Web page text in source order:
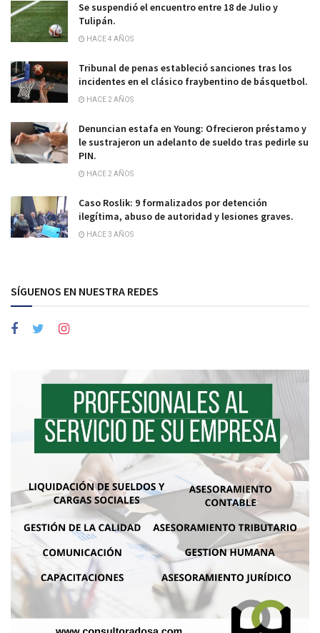
Se suspendió el encuentro entre 18 de Julio y
Tulipán.
HACE 4 AÑOS
Tribunal de penas estableció sanciones tras los
incidentes en el clásico fraybentino de básquetbol.
HACE 2 AÑOS
Denuncian estafa en Young: Ofrecieron préstamo y
le sustrajeron un adelanto de sueldo tras pedirle su
PIN.
HACE 2 AÑOS
Caso Roslik: 9 formalizados por detención
ilegítima, abuso de autoridad y lesiones graves.
HACE 3 AÑOS
SÍGUENOS EN NUESTRA REDES